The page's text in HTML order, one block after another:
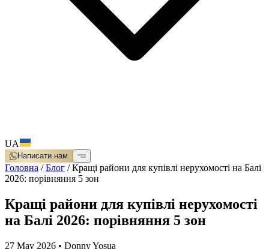
UA
Написати нам
Головна /Блог /Кращі райони для купівлі нерухомості на Балі
2026: порівняння 5 зон
Кращі райони для купівлі нерухомості
на Балі 2026: порівняння 5 зон
27 May 2026 • Donny Yosua